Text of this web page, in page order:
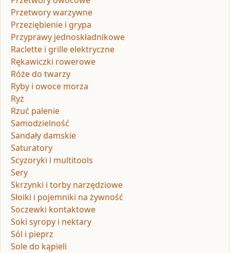
Przetwory warzywne
Przeziębienie i grypa
Przyprawy jednoskładnikowe
Raclette i grille elektryczne
Rękawiczki rowerowe
Róże do twarzy
Ryby i owoce morza
Ryż
Rzuć palenie
Samodzielność
Sandały damskie
Saturatory
Scyzoryki i multitools
Sery
Skrzynki i torby narzędziowe
Słoiki i pojemniki na żywność
Soczewki kontaktowe
Soki syropy i nektary
Sól i pieprz
Sole do kąpieli